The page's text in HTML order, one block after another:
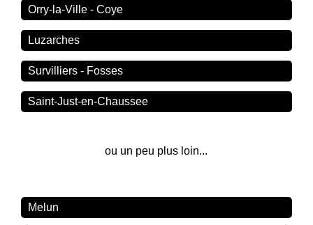
Orry-la-Ville - Coye
Luzarches
Survilliers - Fosses
Saint-Just-en-Chaussee
ou un peu plus loin...
Melun